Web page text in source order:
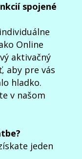
spojené
Online
aktivačný
aby pre vás
hladko.
v našom
jeden